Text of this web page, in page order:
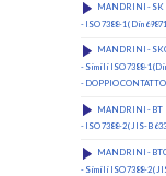
MANDRINI - SK
- ISO 7388-1 ( Din
MANDRINI -
- Simili ISO 7388-1
- DOPPIO CONTATTO
MANDRINI - BT
- ISO 7388-2 ( JIS-B
MANDRINI -
- Simili ISO 7388-2 (